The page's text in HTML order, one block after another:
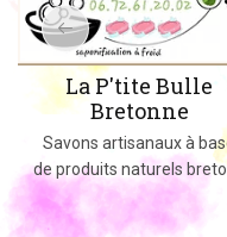
La P'tite Bulle
Bretonne
Savons artisanaux à base
de produits naturels bretons